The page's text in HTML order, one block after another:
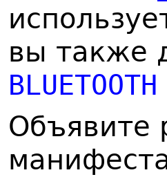
вы также
BLUETOOTH
Объявите